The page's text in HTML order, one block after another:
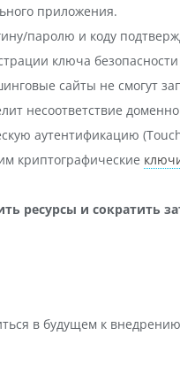
приложения.
паролю и коду
ключа
сайты не смогут
несоответствие
аутентификацию
криптографические
ресурсы и сократить
в будущем к